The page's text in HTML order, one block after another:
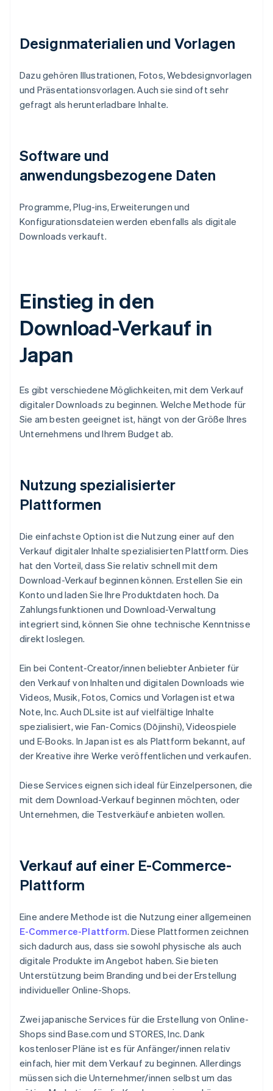
Designmaterialien und Vorlagen
Dazu gehören Illustrationen, Fotos, Webdesignvorlagen
und Präsentationsvorlagen. Auch sie sind oft sehr
gefragt als herunterladbare Inhalte.
Software und
anwendungsbezogene Daten
Programme, Plug-ins, Erweiterungen und
Konfigurationsdateien werden ebenfalls als digitale
Downloads verkauft.
Einstieg in den
Download-Verkauf in
Japan
Es gibt verschiedene Möglichkeiten, mit dem Verkauf
digitaler Downloads zu beginnen. Welche Methode für
Sie am besten geeignet ist, hängt von der Größe Ihres
Unternehmens und Ihrem Budget ab.
Nutzung spezialisierter
Plattformen
Die einfachste Option ist die Nutzung einer auf den
Verkauf digitaler Inhalte spezialisierten Plattform. Dies
hat den Vorteil, dass Sie relativ schnell mit dem
Download-Verkauf beginnen können. Erstellen Sie ein
Konto und laden Sie Ihre Produktdaten hoch. Da
Zahlungsfunktionen und Download-Verwaltung
integriert sind, können Sie ohne technische Kenntnisse
direkt loslegen.
Ein bei Content-Creator/innen beliebter Anbieter für
den Verkauf von Inhalten und digitalen Downloads wie
Videos, Musik, Fotos, Comics und Vorlagen ist etwa
Note, Inc. Auch DLsite ist auf vielfältige Inhalte
spezialisiert, wie Fan-Comics (Dōjinshi), Videospiele
und E-Books. In Japan ist es als Plattform bekannt, auf
der Kreative ihre Werke veröffentlichen und verkaufen.
Diese Services eignen sich ideal für Einzelpersonen, die
mit dem Download-Verkauf beginnen möchten, oder
Unternehmen, die Testverkäufe anbieten wollen.
Verkauf auf einer E-Commerce-
Plattform
Eine andere Methode ist die Nutzung einer allgemeinen
E-Commerce-Plattform. Diese Plattformen zeichnen
sich dadurch aus, dass sie sowohl physische als auch
digitale Produkte im Angebot haben. Sie bieten
Unterstützung beim Branding und bei der Erstellung
individueller Online-Shops.
Zwei japanische Services für die Erstellung von Online-
Shops sind Base.com und STORES, Inc. Dank
kostenloser Pläne ist es für Anfänger/innen relativ
einfach, hier mit dem Verkauf zu beginnen. Allerdings
müssen sich die Unternehmer/innen selbst um das